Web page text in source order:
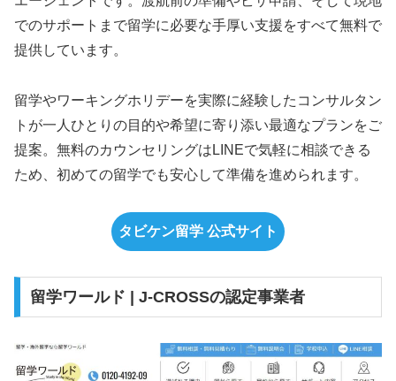
でのサポートまで留学に必要な手厚い支援をすべて無料で
提供しています。
留学やワーキングホリデーを実際に経験したコンサルタン
トが一人ひとりの目的や希望に寄り添い最適なプランをご
提案。無料のカウンセリングはLINEで気軽に相談できる
ため、初めての留学でも安心して準備を進められます。
タビケン留学 公式サイト
留学ワールド | J-CROSSの認定事業者